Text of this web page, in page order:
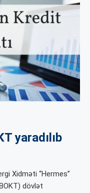
yaradılıb
Xidməti “Hermes”
dövlət